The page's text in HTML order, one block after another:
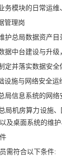
务模块的日常运
管理岗
护总局数据资产
据中台建设与升
定并落实数据安
设施与网络安全运
局信息系统的网
局机房算力设施
及桌面系统的维
需符合以下条件: